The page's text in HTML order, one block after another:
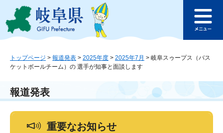
ジ
ュ
本
このページの本文へ
ュ
トップページ > 報道発表 > 2025年度 > 2025年7月 > 岐阜スゥープス（バス
ケットボールチーム）の 選手が知事と面談します
報道発表
重要なお知らせ